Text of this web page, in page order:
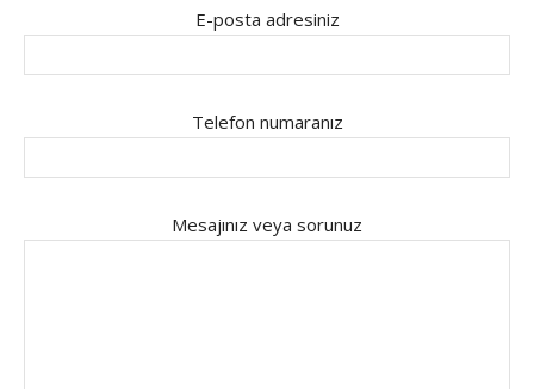
E-posta adresiniz
Telefon numaranız
Mesajınız veya sorunuz